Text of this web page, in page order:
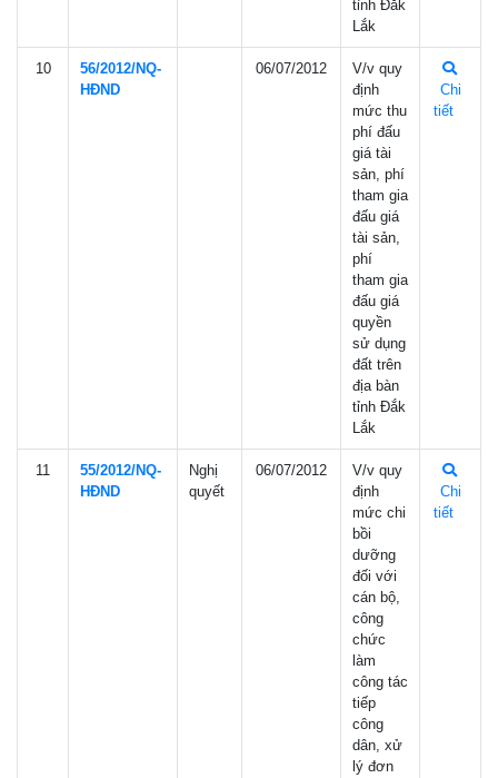
tỉnh Đắk
Lắk
10
56/2012/NQ-
HÐND
06/07/2012
V/v quy
định
mức thu
phí đấu
giá tài
sản, phí
tham gia
đấu giá
tài sản,
phí
tham gia
đấu giá
quyền
sử dụng
đất trên
địa bàn
tỉnh Đắk
Lắk
Chi
tiết
11
55/2012/NQ-
HÐND
Nghị
quyết
06/07/2012
V/v quy
định
mức chi
bồi
dưỡng
đối với
cán bộ,
công
chức
làm
công tác
tiếp
công
dân, xử
lý đơn
Chi
tiết